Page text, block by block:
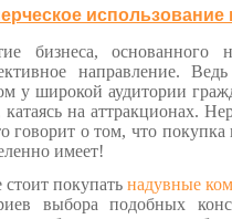
использование
бизнеса, основанного
направление.
у широкой аудитории
катаясь на аттракционах.
говорит о том, что
имеет!
стоит покупать надувные
выбора подобных